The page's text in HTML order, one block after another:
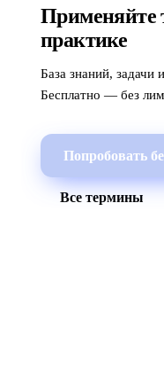
Применяйте
практике
База знаний,
Бесплатно — без
Попробовать
Все термины